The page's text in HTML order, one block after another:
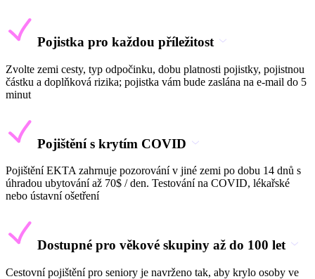
Pojistka pro každou příležitost
Zvolte zemi cesty, typ odpočinku, dobu platnosti pojistky, pojistnou
částku a doplňková rizika; pojistka vám bude zaslána na e-mail do 5
minut
Pojištění s krytím COVID
Pojištění EKTA zahrnuje pozorování v jiné zemi po dobu 14 dnů s
úhradou ubytování až 70$ / den. Testování na COVID, lékařské
nebo ústavní ošetření
Dostupné pro věkové skupiny až do 100 let
Cestovní pojištění pro seniory je navrženo tak, aby krylo osoby ve